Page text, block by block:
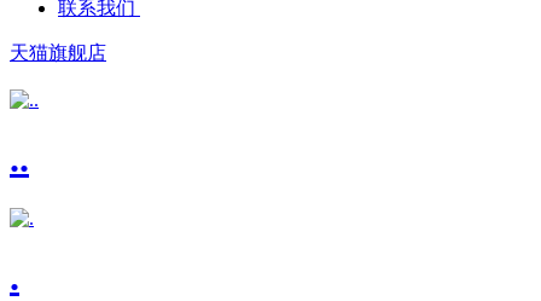
联系我们
天猫旗舰店
..
.